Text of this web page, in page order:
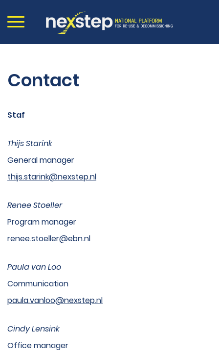
Contact
Staf
Thijs Starink
General manager
thijs.starink@nexstep.nl
Renee Stoeller
Program manager
renee.stoeller@ebn.nl
Paula van Loo
Communication
paula.vanloo@nexstep.nl
Cindy Lensink
Office manager